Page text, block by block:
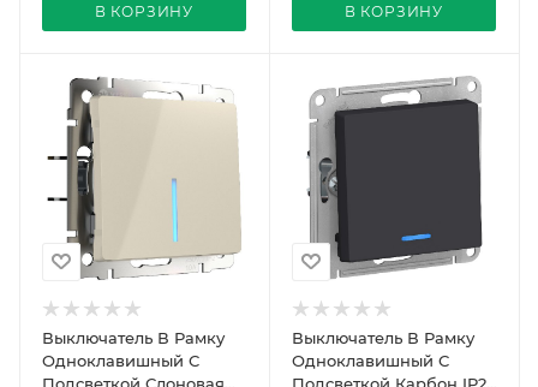
В КОРЗИНУ В КОРЗИНУ
Выключатель В Рамку
Одноклавишный С
Подсветкой Слоновая
Выключатель В Рамку
Одноклавишный С
Подсветкой Карбон IP20